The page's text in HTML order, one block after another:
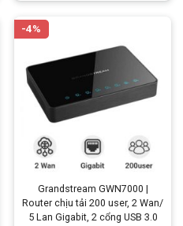
-4%
Grandstream GWN7000 |
Router chịu tải 200 user, 2 Wan/
5 Lan Gigabit, 2 cổng USB 3.0